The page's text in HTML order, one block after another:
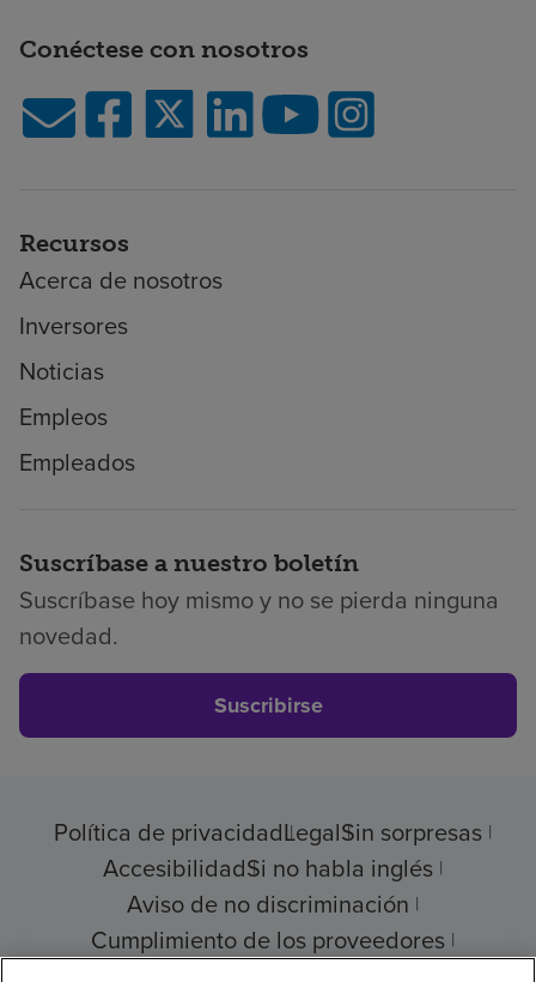
Conéctese con nosotros
Recursos
Acerca de nosotros
Inversores
Noticias
Empleos
Empleados
Suscríbase a nuestro boletín
Suscríbase hoy mismo y no se pierda ninguna
novedad.
Suscribirse
Política de privacidadLegalSin sorpresas
AccesibilidadSi no habla inglés
Aviso de no discriminación
Cumplimiento de los proveedores